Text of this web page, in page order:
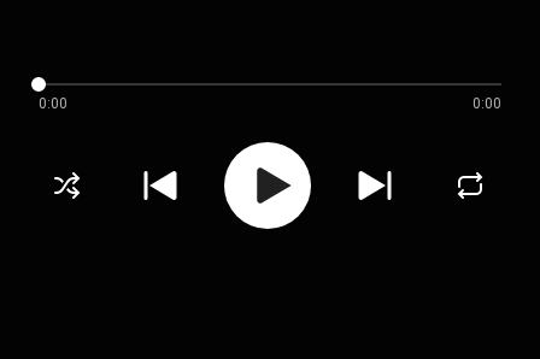
0:00 0:00